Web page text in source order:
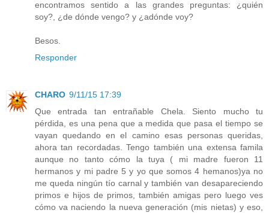
encontramos sentido a las grandes preguntas: ¿quién
soy?, ¿de dónde vengo? y ¿adónde voy?
Besos.
Responder
CHARO 9/11/15 17:39
Que entrada tan entrañable Chela. Siento mucho tu
pérdida, es una pena que a medida que pasa el tiempo se
vayan quedando en el camino esas personas queridas,
ahora tan recordadas. Tengo también una extensa famila
aunque no tanto cómo la tuya ( mi madre fueron 11
hermanos y mi padre 5 y yo que somos 4 hemanos)ya no
me queda ningún tío carnal y también van desapareciendo
primos e hijos de primos, también amigas pero luego ves
cómo va naciendo la nueva generación (mis nietas) y eso,